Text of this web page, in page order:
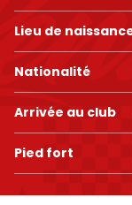
Lieu de
Nationalité
Arrivée au club
Pied fort